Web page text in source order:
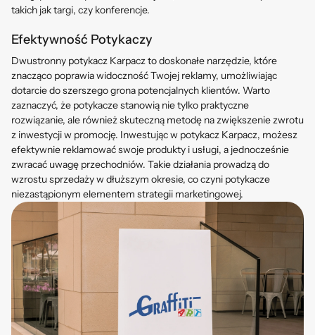
takich jak targi, czy konferencje.
Efektywność Potykaczy
Dwustronny potykacz Karpacz to doskonałe narzędzie, które
znacząco poprawia widoczność Twojej reklamy, umożliwiając
dotarcie do szerszego grona potencjalnych klientów. Warto
zaznaczyć, że potykacze stanowią nie tylko praktyczne
rozwiązanie, ale również skuteczną metodę na zwiększenie zwrotu
z inwestycji w promocję. Inwestując w potykacz Karpacz, możesz
efektywnie reklamować swoje produkty i usługi, a jednocześnie
zwracać uwagę przechodniów. Takie działania prowadzą do
wzrostu sprzedaży w dłuższym okresie, co czyni potykacze
niezastąpionym elementem strategii marketingowej.